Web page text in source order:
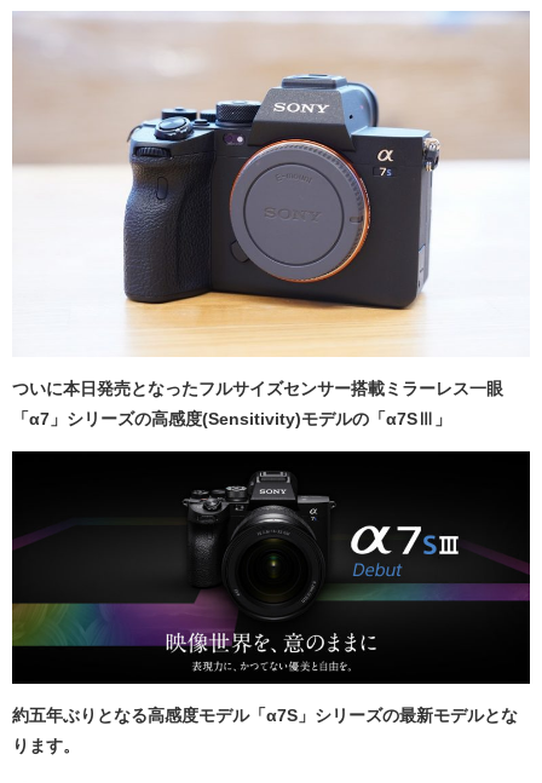
ついに本日発売となったフルサイズセンサー搭載ミラーレス一眼
「α7」シリーズの高感度(Sensitivity)モデルの「α7SⅢ」
約五年ぶりとなる高感度モデル「α7S」シリーズの最新モデルとな
ります。